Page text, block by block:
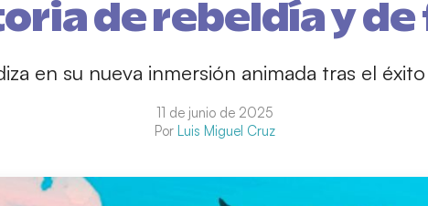
de rebeldía y
en su nueva inmersión animada tras el
11 de junio de 2025
Por Luis Miguel Cruz